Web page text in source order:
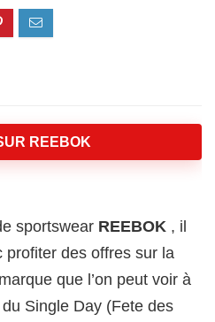
REEBOK
sportswear REEBOK , il
des offres sur la
que l’on peut voir à
Single Day (Fete des